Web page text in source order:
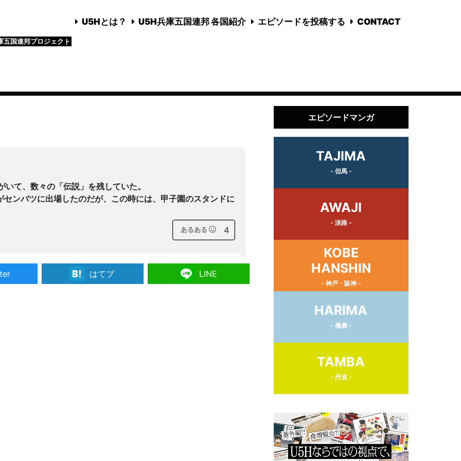
U5Hとは？ U5H兵庫五国連邦 各国紹介 エピソードを投稿する CONTACT
五国連邦プロジェクト
て、数々の「伝説」を残していた。
ンバツに出場したのだが、この時には、甲子園のスタンドに
あるある 4
はてブ LINE
エピソードマンガ
TAJIMA
- 但馬 -
AWAJI
- 淡路 -
KOBE
HANSHIN
- 神戸・阪神 -
HARIMA
- 播磨 -
TAMBA
- 丹波 -